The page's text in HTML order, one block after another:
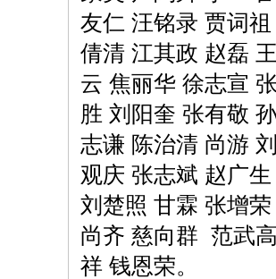
友仁 汪铭录 贾词
倩清 江其政 赵磊
云 焦丽华 徐志宣
胜 刘阳奎 张有敬
志谦 陈治清 尚游
观庆 张志斌 赵广
刘楚照 甘霖 张增
尚齐 慈向群 范武
祥 钱恩荣。